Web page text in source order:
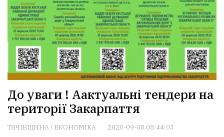
До уваги ! Аактуальні тендери на
території Закарпаття
ТЯЧІВЩИНА/ ЕКОНОМІКА 2020-09-08 08:44:03